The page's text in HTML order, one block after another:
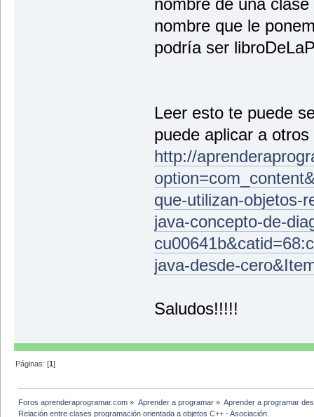
nombre que le
podría ser
Leer esto te puede
puede aplicar a
http://
que-utilizan-objetos-
java-concepto-de-
java-desde-
Saludos!!!!!
Páginas: [1]
Foros aprenderaprogramar.com » Aprender a programar» Aprender a programar
Relación entre clases programación orientada a objetos C++ - Asociación.